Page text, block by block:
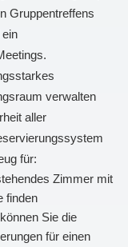
Gruppentreffens
verwalten
aller
für:
Zimmer mit
finden
Sie die
für einen